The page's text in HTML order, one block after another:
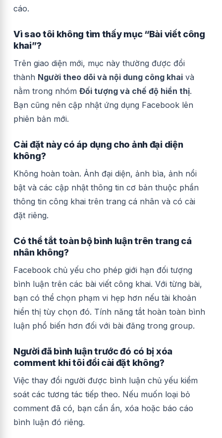
cáo.
Vì sao tôi không tìm thấy mục “Bài viết công
khai”?
Trên giao diện mới, mục này thường được đổi
thành Người theo dõi và nội dung công khai và
nằm trong nhóm Đối tượng và chế độ hiển thị.
Bạn cũng nên cập nhật ứng dụng Facebook lên
phiên bản mới.
Cài đặt này có áp dụng cho ảnh đại diện
không?
Không hoàn toàn. Ảnh đại diện, ảnh bìa, ảnh nổi
bật và các cập nhật thông tin cơ bản thuộc phần
thông tin công khai trên trang cá nhân và có cài
đặt riêng.
Có thể tắt toàn bộ bình luận trên trang cá
nhân không?
Facebook chủ yếu cho phép giới hạn đối tượng
bình luận trên các bài viết công khai. Với từng bài,
bạn có thể chọn phạm vi hẹp hơn nếu tài khoản
hiển thị tùy chọn đó. Tính năng tắt hoàn toàn bình
luận phổ biến hơn đối với bài đăng trong group.
Người đã bình luận trước đó có bị xóa
comment khi tôi đổi cài đặt không?
Việc thay đổi người được bình luận chủ yếu kiểm
soát các tương tác tiếp theo. Nếu muốn loại bỏ
comment đã có, bạn cần ẩn, xóa hoặc báo cáo
bình luận đó riêng.